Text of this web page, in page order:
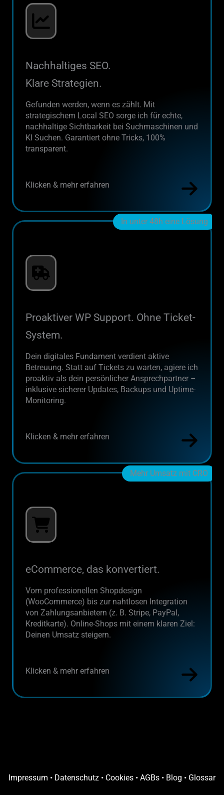
Nachhaltiges SEO.
Klare Strategien.
Gefunden werden, wenn es zählt. Mit
strategischem Local SEO sorge ich für echte,
nachhaltige Sichtbarkeit bei Suchmaschinen und
KI Suchen. Garantiert ohne Tricks, 100%
transparent.
Klicken & mehr erfahren
In unter 48h eine Lösung
Proaktiver WP Support. Ohne Ticket-
System.
Dein digitales Fundament verdient aktive
Betreuung. Statt auf Tickets zu warten, agiere ich
proaktiv als dein persönlicher Ansprechpartner –
inklusive sicherer Updates, Backups und Uptime-
Monitoring.
Klicken & mehr erfahren
Mehr Umsatz mit CRO
eCommerce, das konvertiert.
Vom professionellen Shopdesign
(WooCommerce) bis zur nahtlosen Integration
von Zahlungsanbietern (z. B. Stripe, PayPal,
Kreditkarte). Online-Shops mit einem klaren Ziel:
Deinen Umsatz steigern.
Klicken & mehr erfahren
Impressum • Datenschutz • Cookies • AGBs • Blog • Glossar